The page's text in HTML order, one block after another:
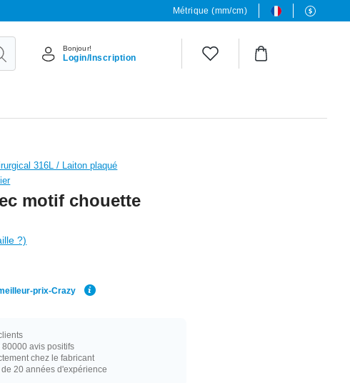
Métrique (mm/cm)
Bonjour!
Login/Inscription
316L / Laiton plaqué
motif chouette
?)
prix-Crazy
80000 avis positifs
chez le fabricant
de 20 années d'expérience